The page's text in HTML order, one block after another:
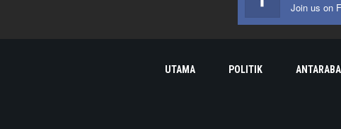
Join us on
UTAMA POLITIK